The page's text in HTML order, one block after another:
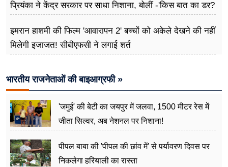
प्रियंका ने केंद्र सरकार पर साधा निशाना, बोलीं -'किस बात का डर?
इमरान हाशमी की फिल्म 'आवारापन 2' बच्चों को अकेले देखने की नहीं
मिलेगी इजाजत! सीबीएफसी ने लगाई शर्त
भारतीय राजनेताओं की बाइआग्रफी »
'जमुई' की बेटी का जयपुर में जलवा, 1500 मीटर रेस में
जीता सिल्वर, अब नेशनल पर निशाना!
पीपल बाबा की 'पीपल की छांव में' से पर्यावरण दिवस पर
निकलेगा हरियाली का रास्ता